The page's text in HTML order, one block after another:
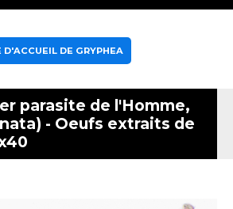
D'ACCUEIL DE GRYPHEA
parasite de l'Homme,
- Oeufs extraits de